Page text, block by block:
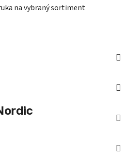
na vybraný sortiment